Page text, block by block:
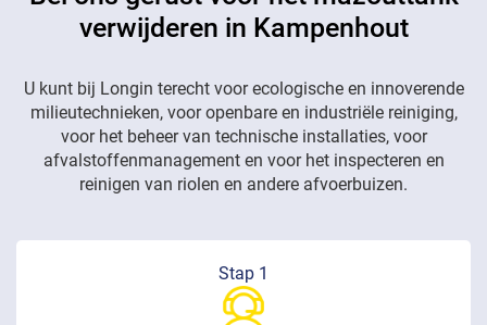
verwijderen in Kampenhout
U kunt bij Longin terecht voor ecologische en innoverende
milieutechnieken, voor openbare en industriële reiniging,
voor het beheer van technische installaties, voor
afvalstoffenmanagement en voor het inspecteren en
reinigen van riolen en andere afvoerbuizen.
Stap 1